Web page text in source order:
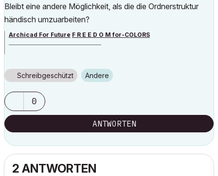
Bleibt eine andere Möglichkeit, als die die Ordnerstruktur
händisch umzuarbeiten?
Archicad For Future F R E E D O M for-COLORS
Schreibgeschützt Andere
0
ANTWORTEN
2 ANTWORTEN